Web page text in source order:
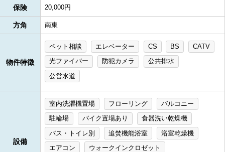
保険 20,000円
方角 南東
物件特徴
ペット相談 エレベーター CS BS
CATV
光ファイバー
防犯カメラ
公共排水
公営水道
設備
室内洗濯機置場 フローリング
バルコニー
駐輪場
バイク置場あり
食器洗い乾燥機
バス・トイレ別
追焚機能浴室
浴室乾燥機
エアコン
ウォークインクロゼット